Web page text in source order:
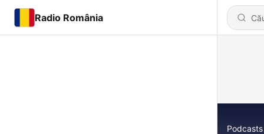
Radio România
Podcasts